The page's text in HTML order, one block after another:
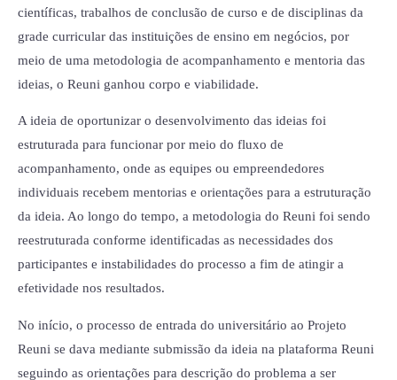
científicas, trabalhos de conclusão de curso e de disciplinas da
grade curricular das instituições de ensino em negócios, por
meio de uma metodologia de acompanhamento e mentoria das
ideias, o Reuni ganhou corpo e viabilidade.
A ideia de oportunizar o desenvolvimento das ideias foi
estruturada para funcionar por meio do fluxo de
acompanhamento, onde as equipes ou empreendedores
individuais recebem mentorias e orientações para a estruturação
da ideia. Ao longo do tempo, a metodologia do Reuni foi sendo
reestruturada conforme identificadas as necessidades dos
participantes e instabilidades do processo a fim de atingir a
efetividade nos resultados.
No início, o processo de entrada do universitário ao Projeto
Reuni se dava mediante submissão da ideia na plataforma Reuni
seguindo as orientações para descrição do problema a ser